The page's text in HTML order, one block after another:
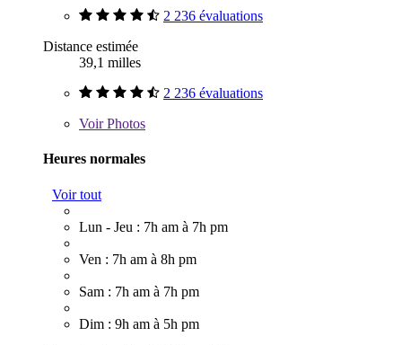
2 236 évaluations
Distance estimée
39,1 milles
2 236 évaluations
VoirPhotos
Heures normales
Voir tout
Lun - Jeu : 7h am à 7h pm
Ven : 7h am à 8h pm
Sam : 7h am à 7h pm
Dim : 9h am à 5h pm